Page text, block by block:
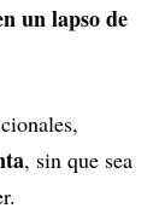
un lapso de
, sin que sea